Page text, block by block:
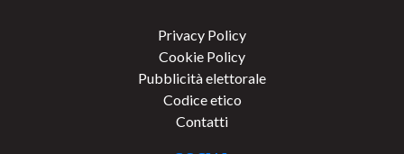
Privacy Policy
Cookie Policy
Pubblicità elettorale
Codice etico
Contatti